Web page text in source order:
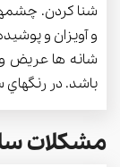
شنا كردن. چشمها
و آويزان و
شانه ها عريض
باشد. در
مشکلات